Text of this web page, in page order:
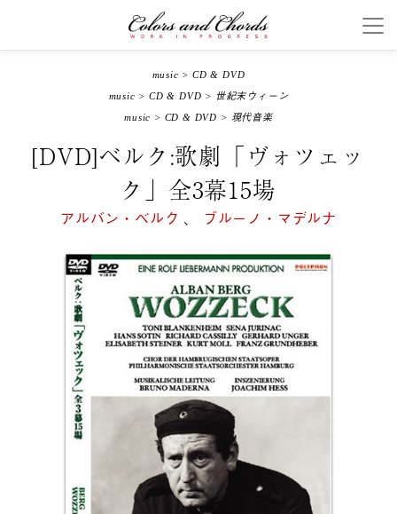
music > CD & DVD
music > CD & DVD > 世紀末ウィーン
music > CD & DVD > 現代音楽
[DVD]ベルク:歌劇「ヴォツェッ
ク」全3幕15場
アルバン・ベルク 、 ブルーノ・マデルナ